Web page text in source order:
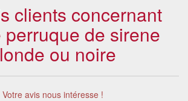
clients concernant
perruque de sirene
ou noire
Votre avis nous intéresse !